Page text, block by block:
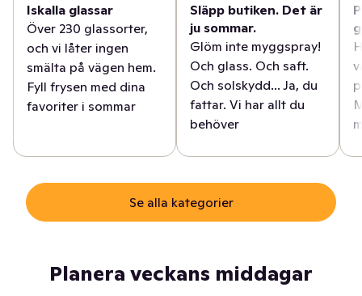
Iskalla glassar
Över 230 glassorter,
och vi låter ingen
smälta på vägen hem.
Fyll frysen med dina
favoriter i sommar
Släpp butiken. Det är
ju sommar.
Glöm inte myggspray!
Och glass. Och saft.
Och solskydd... Ja, du
fattar. Vi har allt du
behöver
Se alla kategorier
Planera veckans middagar